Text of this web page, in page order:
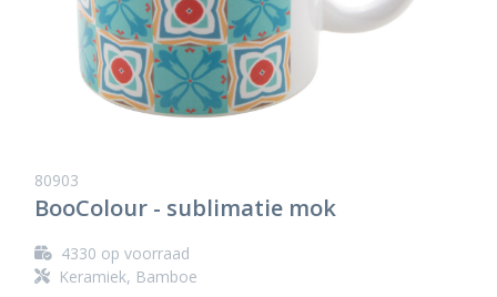
80903
BooColour - sublimatie mok
4330 op voorraad
Keramiek, Bamboe